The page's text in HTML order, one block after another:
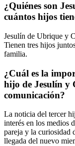
¿Quiénes son
cuántos hijos
Jesulín de Ubrique y
Tienen tres hijos
familia.
¿Cuál es la
hijo de Jesulín y
comunicación?
La noticia del tercer
interés en los medios
pareja y la curiosidad
llegada del nuevo